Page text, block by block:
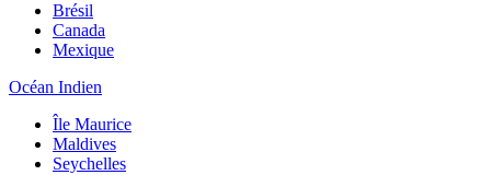
Brésil
Canada
Mexique
Océan Indien
Île Maurice
Maldives
Seychelles